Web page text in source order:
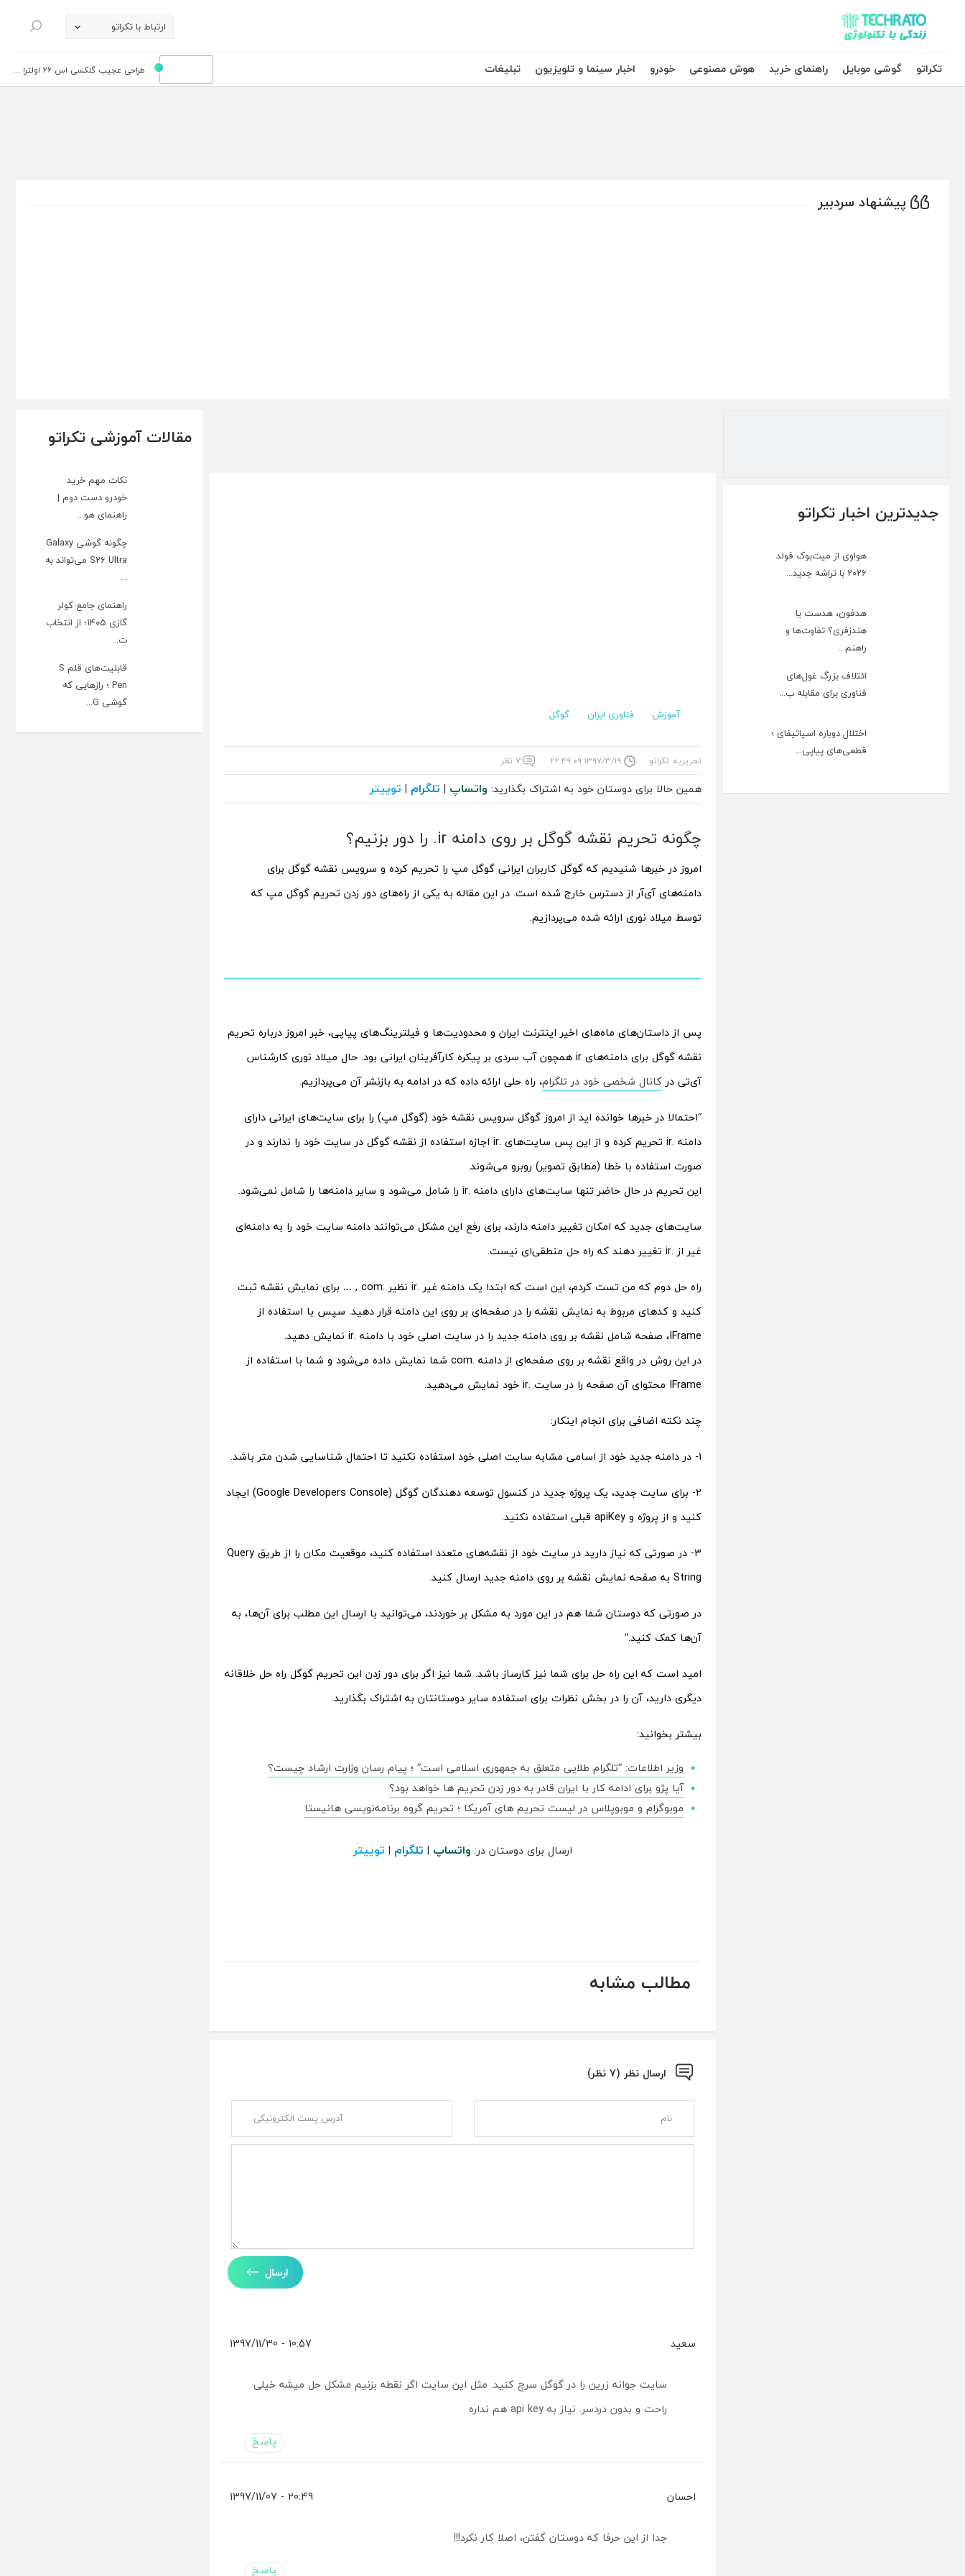
تکراتو – زندگی با تکنولوژی ارتباط با تکراتو
جستجو
تکراتو
گوشی موبایل راهنمای خرید هوش مصنوعی خودرو اخبار سینما و تلویزیون تبلیغات طراحی عجیب گلکسی اس 26 اولترا ...
پیشنهاد سردبیر
جدیدترین اخبار تکراتو
هواوی از میت‌بوک فولد
2026 با تراشه جدید...
هدفون، هدست یا
هندزفری؟ تفاوت‌ها و
راهنم...
ائتلاف بزرگ غول‌های
فناوری برای مقابله ب...
اختلال دوباره اسپاتیفای ؛
قطعی‌های پیاپی...
آموزش فناوری ایران گوگل
تحریریه تکراتو ۱۳۹۷/۳/۱۹ ۲۲:۴۹:۰۹ ۷ نظر
همین حالا برای دوستان خود به اشتراک بگذارید: واتساپ | تلگرام | توییتر
چگونه تحریم نقشه گوگل بر روی دامنه ir. را دور بزنیم؟
امروز در خبرها شنیدیم که گوگل کاربران ایرانی گوگل مپ را تحریم کرده و سرویس نقشه گوگل برای
دامنه‌های آی‌آر از دسترس خارج شده است. در این مقاله به یکی از راه‌های دور زدن تحریم گوگل مپ که
توسط میلاد نوری ارائه شده می‌پردازیم.
پس از داستان‌های ماه‌های اخیر اینترنت ایران و محدودیت‌ها و فیلترینگ‌های پیاپی، خبر امروز درباره تحریم
نقشه گوگل برای دامنه‌های ir همچون آب سردی بر پیکره کارآفرینان ایرانی بود. حال میلاد نوری کارشناس
آی‌تی در کانال شخصی خود در تلگرام، راه حلی ارائه داده که در ادامه به بازنشر آن می‌پردازیم.
“احتمالا در خبرها خوانده اید از امروز گوگل سرویس نقشه خود (گوگل مپ) را برای سایت‌های ایرانی دارای
دامنه .ir تحریم کرده و از این پس سایت‌های .ir اجازه استفاده از نقشه گوگل در سایت خود را ندارند و در
صورت استفاده با خطا (مطابق تصویر) روبرو می‌شوند.
این تحریم در حال حاضر تنها سایت‌های دارای دامنه .ir را شامل می‌شود و سایر دامنه‌ها را شامل نمی‌شود.
سایت‌های جدید که امکان تغییر دامنه دارند، برای رفع این مشکل می‌توانند دامنه سایت خود را به دامنه‌ای
غیر از .ir تغییر دهند که راه حل منطقی‌ای نیست.
راه حل دوم که من تست کردم، این است که ابتدا یک دامنه غیر .ir نظیر .com , … برای نمایش نقشه ثبت
کنید و کدهای مربوط به نمایش نقشه را در صفحه‌ای بر روی این دامنه قرار دهید. سپس با استفاده از
IFrame، صفحه شامل نقشه بر روی دامنه جدید را در سایت اصلی خود با دامنه .ir نمایش دهید.
در این روش در واقع نقشه بر روی صفحه‌ای از دامنه .com شما نمایش داده می‌شود و شما با استفاده از
IFrame محتوای آن صفحه را در سایت .ir خود نمایش می‌دهید.
چند نکته اضافی برای انجام اینکار:
1- در دامنه جدید خود از اسامی مشابه سایت اصلی خود استفاده نکنید تا احتمال شناسایی شدن متر باشد.
2- برای سایت جدید، یک پروژه جدید در کنسول توسعه دهندگان گوگل (Google Developers Console) ایجاد
کنید و از پروژه و apiKey قبلی استفاده نکنید.
3- در صورتی که نیاز دارید در سایت خود از نقشه‌های متعدد استفاده کنید، موقعیت مکان را از طریق Query
String به صفحه نمایش نقشه بر روی دامنه جدید ارسال کنید.
در صورتی که دوستان شما هم در این مورد به مشکل بر خوردند، می‌توانید با ارسال این مطلب برای آن‌ها، به
آن‌‌ها کمک کنید.”
امید است که این راه حل برای شما نیز کارساز باشد. شما نیز اگر برای دور زدن این تحریم گوگل راه حل خلاقانه
دیگری دارید، آن را در بخش نظرات برای استفاده سایر دوستانتان به اشتراک بگذارید.
بیشتر بخوانید:
وزیر اطلاعات: “تلگرام طلایی متعلق به جمهوری اسلامی است” ؛ پیام رسان وزارت ارشاد چیست؟
آیا پژو برای ادامه کار با ایران قادر به دور زدن تحریم ها خواهد بود؟
موبوگرام و موبوپلاس در لیست تحریم های آمریکا ؛ تحریم گروه برنامه‌نویسی هانیستا
ارسال برای دوستان در: واتساپ | تلگرام | توییتر
مطالب مشابه
ارسال نظر (7 نظر)
ارسال
سعید 10:57 - 1397/11/30
سایت جوانه زرین را در گوگل سرچ کنید. مثل این سایت اگر نقطه بزنیم مشکل حل میشه خیلی
راحت و بدون دردسر. نیاز به api key هم نداره
پاسخ
احسان 20:49 - 1397/11/07
جدا از این حرفا که دوستان گفتن، اصلا کار نکرد!!!
پاسخ
مقالات آموزشی تکراتو
نکات مهم خرید
خودرو دست دوم |
راهنمای هو...
چگونه گوشی Galaxy
S26 Ultra می‌تواند به
...
راهنمای جامع کولر
گازی ۱۴۰۵؛ از انتخاب
ت...
قابلیت‌های قلم S
Pen ؛ رازهایی که
گوشی G...